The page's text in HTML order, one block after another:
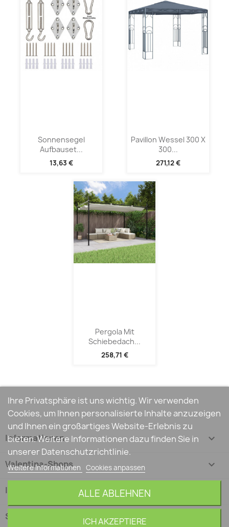
Sonnensegel
Aufbauset...
13,63 €
Pavillon Wessel 300 X
300...
271,12 €
Pergola Mit
Schiebedach...
258,71 €
Informationen 
Valentina-Shops 
Ihr Konto
Shop-Einstellungen
Ihre Privatsphäre ist uns wichtig. Wir verwenden
Cookies, um Ihnen personalisierte Inhalte anzuzeigen
und Ihnen ein großartiges Website-Erlebnis zu
bieten. Weitere Informationen dazu finden Sie in
unserer Datenschutzrichtlinie.
Weitere Informationen Cookies anpassen
ALLE ABLEHNEN
ICH AKZEPTIERE